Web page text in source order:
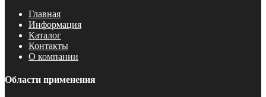
Главная
Информация
Каталог
Контакты
О компании
Области применения